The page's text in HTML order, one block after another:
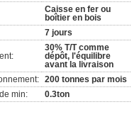
Caisse en fer ou
boîtier en bois
7 jours
30% T/T comme
dépôt, l'équilibre
avant la livraison
200 tonnes par mois
min:
0.3ton